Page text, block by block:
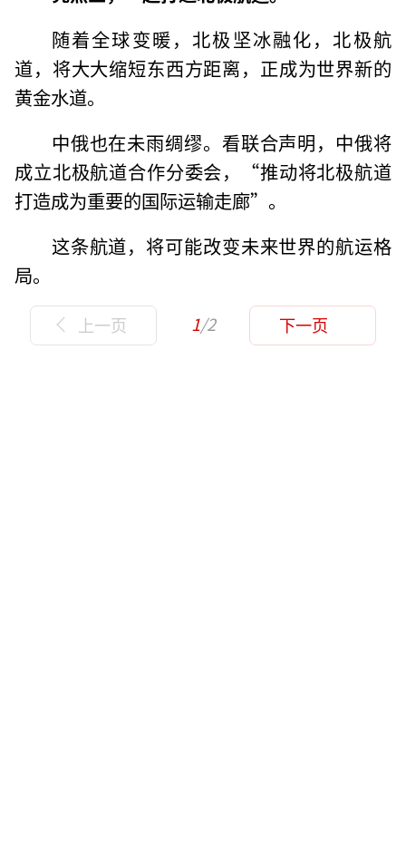
随着全球变暖，北极坚冰融化，北极航
道，将大大缩短东西方距离，正成为世界新的
黄金水道。
中俄也在未雨绸缪。看联合声明，中俄将
成立北极航道合作分委会，“推动将北极航道
打造成为重要的国际运输走廊”。
这条航道，将可能改变未来世界的航运格
局。
上一页 1/2 下一页